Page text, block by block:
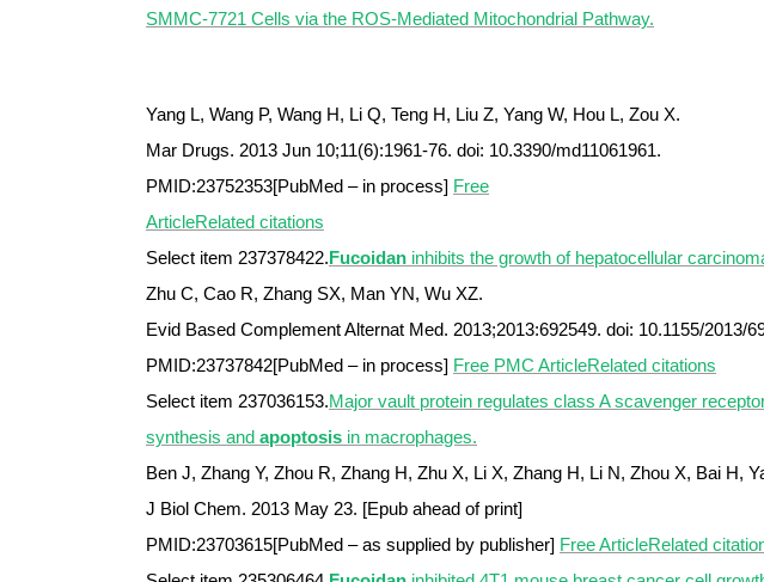
SMMC-7721 Cells via the ROS-Mediated Mitochondrial Pathway.
Yang L, Wang P, Wang H, Li Q, Teng H, Liu Z, Yang W, Hou L, Zou X.
Mar Drugs. 2013 Jun 10;11(6):1961-76. doi: 10.3390/md11061961.
PMID:23752353[PubMed – in process] Free
ArticleRelated citations
Select item 237378422.Fucoidan inhibits the growth of hepatocellular
Zhu C, Cao R, Zhang SX, Man YN, Wu XZ.
Evid Based Complement Alternat Med. 2013;2013:692549. doi: 10.1155/2013/
PMID:23737842[PubMed – in process] Free PMC ArticleRelated citations
Select item 237036153.Major vault protein regulates class A scavenger
synthesis and apoptosis in macrophages.
Ben J, Zhang Y, Zhou R, Zhang H, Zhu X, Li X, Zhang H, Li N, Zhou X, Bai H,
J Biol Chem. 2013 May 23. [Epub ahead of print]
PMID:23703615[PubMed – as supplied by publisher] Free ArticleRelated